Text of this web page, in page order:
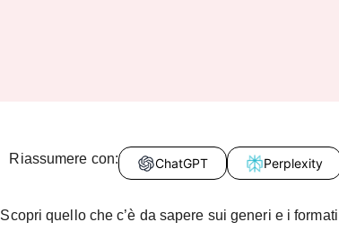
Riassumere con: ChatGPT Perplexity
Scopri quello che c’è da sapere sui generi e i